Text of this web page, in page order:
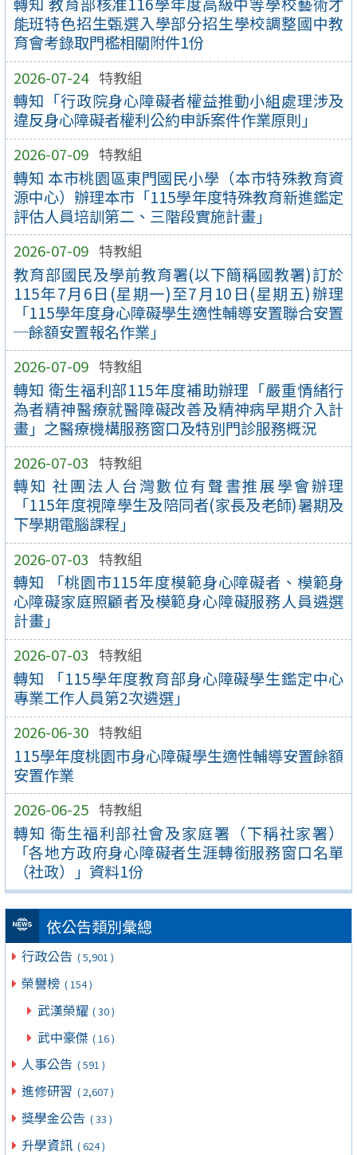
能班特色招生甄選入學部分招生學校調整國中教
育會考錄取門檻相關附件1份
2026-07-24 特教組
轉知「行政院身心障礙者權益推動小組處理涉及
違反身心障礙者權利公約申訴案件作業原則」
2026-07-09 特教組
轉知 本市桃園區東門國民小學（本市特殊教育資
源中心）辦理本市「115學年度特殊教育新進鑑定
評估人員培訓第二、三階段實施計畫」
2026-07-09 特教組
教育部國民及學前教育署(以下簡稱國教署)訂於
115年7月6日(星期一)至7月10日(星期五)辦理
「115學年度身心障礙學生適性輔導安置聯合安置
─餘額安置報名作業」
2026-07-09 特教組
轉知 衛生福利部115年度補助辦理「嚴重情緒行
為者精神醫療就醫障礙改善及精神病早期介入計
畫」之醫療機構服務窗口及特別門診服務概況
2026-07-03 特教組
轉知 社團法人台灣數位有聲書推展學會辦理
「115年度視障學生及陪同者(家長及老師)暑期及
下學期電腦課程」
2026-07-03 特教組
轉知 「桃園市115年度模範身心障礙者、模範身
心障礙家庭照顧者及模範身心障礙服務人員遴選
計畫」
2026-07-03 特教組
轉知 「115學年度教育部身心障礙學生鑑定中心
專業工作人員第2次遴選」
2026-06-30 特教組
115學年度桃園市身心障礙學生適性輔導安置餘額
安置作業
2026-06-25 特教組
轉知 衛生福利部社會及家庭署（下稱社家署）
「各地方政府身心障礙者生涯轉銜服務窗口名單
（社政）」資料1份
依公告類別彙總
行政公告 ( 5,901 )
榮譽榜 ( 154 )
武漢榮耀 ( 30 )
武中豪傑 ( 16 )
人事公告 ( 591 )
進修研習 ( 2,607 )
獎學金公告 ( 33 )
升學資訊 ( 624 )